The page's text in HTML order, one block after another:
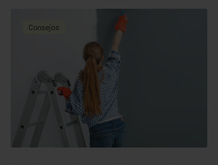
Consejos